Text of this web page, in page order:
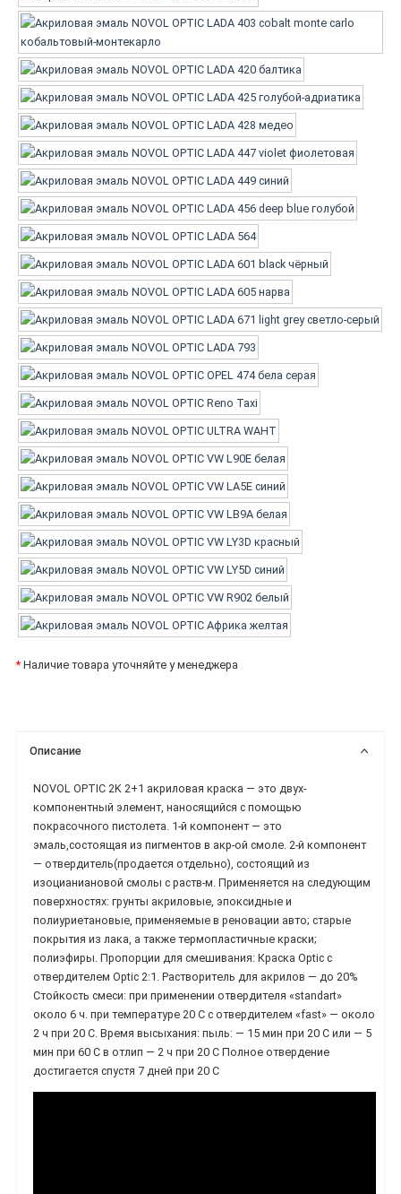
* Наличие товара уточняйте у менеджера
Описание
NOVOL OPTIC 2K 2+1 акриловая краска — это двух-
компонентный элемент, наносящийся с помощью
покрасочного пистолета. 1-й компонент — это
эмаль,состоящая из пигментов в акр-ой смоле. 2-й компонент
— отвердитель(продается отдельно), состоящий из
изоцианиановой смолы с раств-м. Применяется на следующим
поверхностях: грунты акриловые, эпоксидные и
полиуриетановые, применяемые в реновации авто; старые
покрытия из лака, а также термопластичные краски;
полиэфиры. Пропорции для смешивания: Краска Optic с
отвердителем Optic 2:1. Растворитель для акрилов — до 20%
Стойкость смеси: при применении отвердителя «standart»
около 6 ч. при температуре 20 С с отвердителем «fast» — около
2 ч при 20 С. Время высыхания: пыль: — 15 мин при 20 С или — 5
мин при 60 С в отлип — 2 ч при 20 С Полное отвердение
достигается спустя 7 дней при 20 С